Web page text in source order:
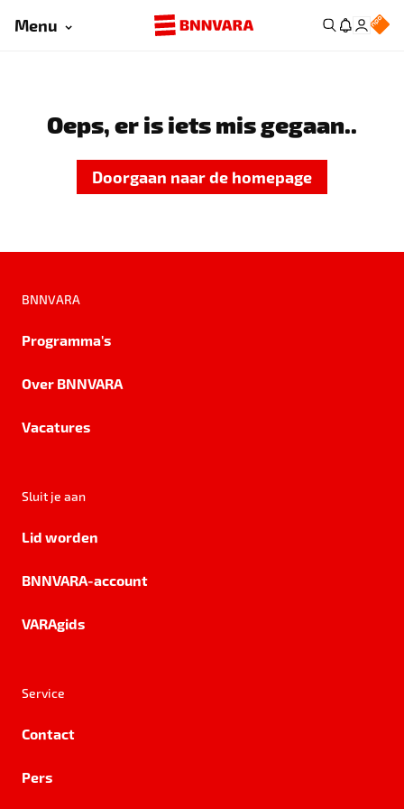
Menu
Oeps, er is iets mis gegaan..
Doorgaan naar de homepage
BNNVARA
Programma's
Over BNNVARA
Vacatures
Sluit je aan
Lid worden
BNNVARA-account
VARAgids
Service
Contact
Pers